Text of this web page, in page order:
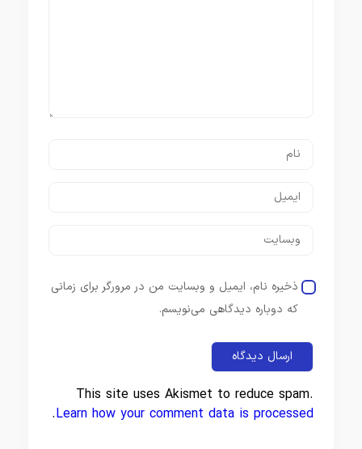
ذخیره نام، ایمیل و وبسایت من در مرورگر برای زمانی
که دوباره دیدگاهی می‌نویسم.
This site uses Akismet to reduce spam.
Learn how your comment data is processed
.